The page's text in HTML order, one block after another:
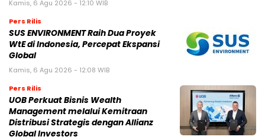
Kamis, 6 Agu 2026 - 12:10 WIB
Pers Rilis
SUS ENVIRONMENT Raih Dua Proyek
WtE di Indonesia, Percepat Ekspansi
Global
Kamis, 6 Agu 2026 - 12:08 WIB
Pers Rilis
UOB Perkuat Bisnis Wealth
Management melalui Kemitraan
Distribusi Strategis dengan Allianz
Global Investors